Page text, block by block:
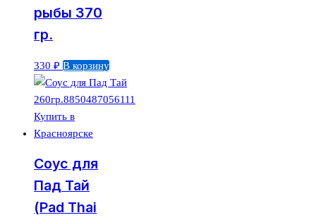
рыбы 370
гр.
330 ₽ В корзину
Соус для
Пад Тай
(Pad Thai